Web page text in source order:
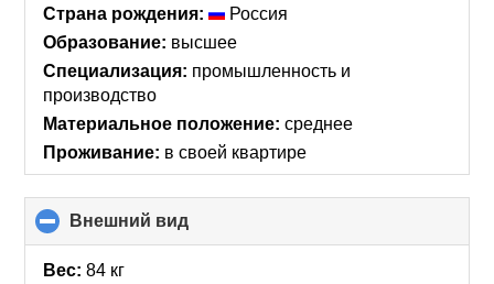
Страна рождения:
Россия
Образование: высшее
Специализация: промышленность и
производство
Материальное положение: среднее
Проживание: в своей квартире
Внешний вид
to
Вес: 84 кг